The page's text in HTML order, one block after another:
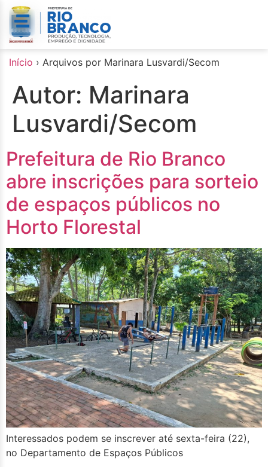
conteúdo
Início › Arquivos por Marinara Lusvardi/Secom
Autor: Marinara
Lusvardi/Secom
Prefeitura de Rio Branco
abre inscrições para sorteio
de espaços públicos no
Horto Florestal
Interessados podem se inscrever até sexta-feira (22),
no Departamento de Espaços Públicos